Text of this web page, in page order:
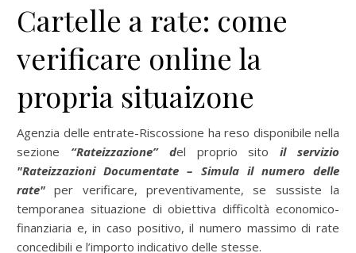
Cartelle a rate: come
verificare online la
propria situaizone
Agenzia delle entrate-Riscossione ha reso disponibile nella
sezione “Rateizzazione” del proprio sitoil servizio
"Rateizzazioni Documentate – Simula il numero delle
rate" per verificare, preventivamente, se sussiste la
temporanea situazione di obiettiva difficoltà economico-
finanziaria e, in caso positivo, il numero massimo di rate
concedibili e l’importo indicativo delle stesse.